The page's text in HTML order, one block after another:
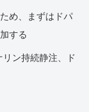
め、まずはドパ
する
ン持続静注、ド